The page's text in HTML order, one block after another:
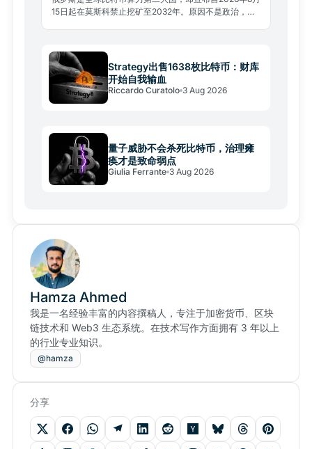
15日起在莫斯科禁止挖矿至2032年。原因不是政治，而
Strategy出售1638枚比特币：财库
开始自我输血
Riccardo Curatolo 3 Aug 2026
量子威胁不会杀死比特币，治理瘫
痪才是致命弱点
Giulia Ferrante 3 Aug 2026
Hamza Ahmed
我是一名经验丰富的内容撰稿人，专注于加密货币、区块
链技术和 Web3 生态系统。在技术写作方面拥有 3 年以上
的行业专业知识。
@hamza
分享